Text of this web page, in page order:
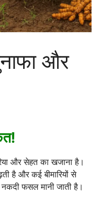
और
और सेहत का खजाना है।
है और कई बीमारियों से
फसल मानी जाती है।